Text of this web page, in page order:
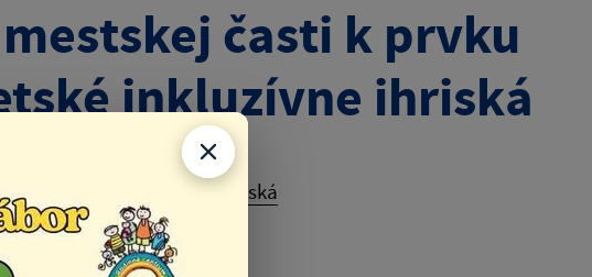
časti k prvku
inkluzívne ihriská
na detské inkluzívne ihriská